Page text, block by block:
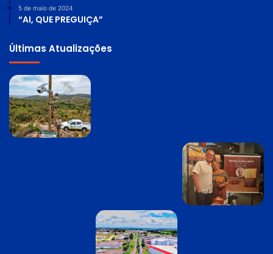
5 de maio de 2024
“AI, QUE PREGUIÇA”
Últimas Atualizações